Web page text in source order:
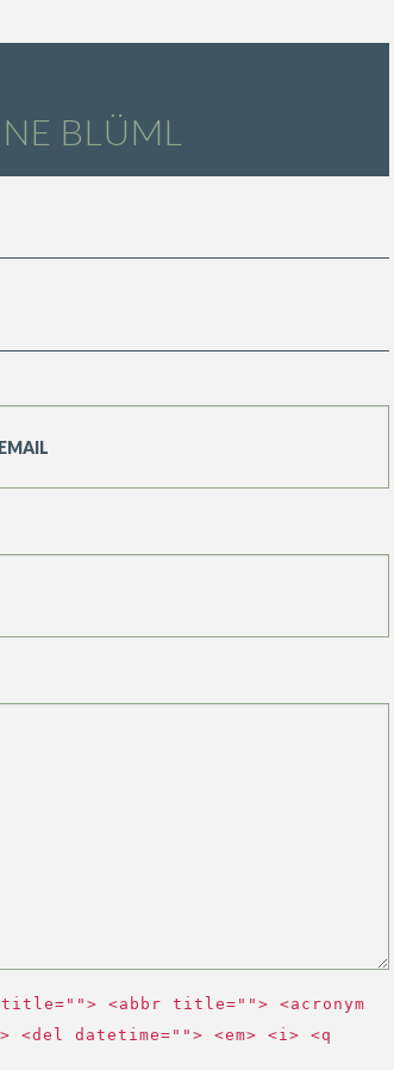
BLÜML
<abbr title=""> <acronym
datetime=""> <em> <i> <q